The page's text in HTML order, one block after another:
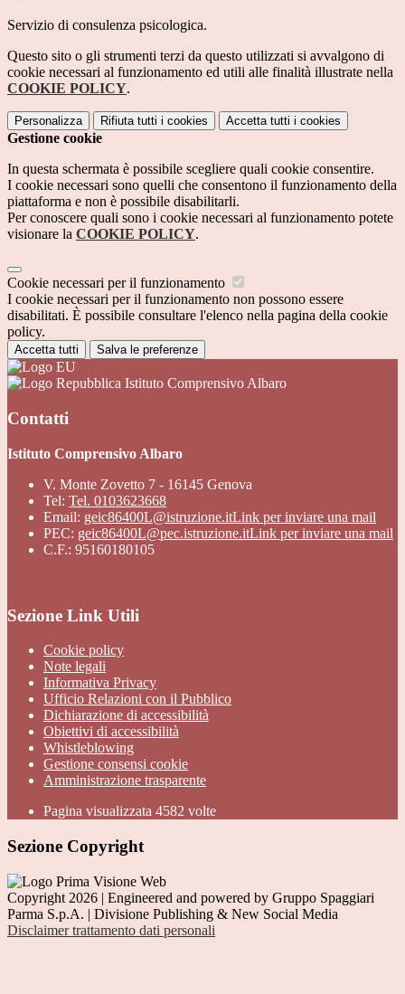
Servizio di consulenza psicologica.
Questo sito o gli strumenti terzi da questo utilizzati si avvalgono di
cookie necessari al funzionamento ed utili alle finalità illustrate nella
COOKIE POLICY.
Personalizza Rifiuta tutti i cookies Accetta tutti i cookies
Gestione cookie
In questa schermata è possibile scegliere quali cookie consentire.
I cookie necessari sono quelli che consentono il funzionamento della
piattaforma e non è possibile disabilitarli.
Per conoscere quali sono i cookie necessari al funzionamento potete
visionare la COOKIE POLICY.
Cookie necessari per il funzionamento
I cookie necessari per il funzionamento non possono essere
disabilitati. È possibile consultare l'elenco nella pagina della cookie
policy.
Accetta tutti Salva le preferenze
Istituto Comprensivo Albaro
Contatti
Istituto Comprensivo Albaro
V. Monte Zovetto 7 - 16145 Genova
Tel: Tel. 0103623668
Email: geic86400L@istruzione.itLink per inviare una mail
PEC: geic86400L@pec.istruzione.itLink per inviare una mail
C.F.: 95160180105
Sezione Link Utili
Cookie policy
Note legali
Informativa Privacy
Ufficio Relazioni con il Pubblico
Dichiarazione di accessibilità
Obiettivi di accessibilità
Whistleblowing
Gestione consensi cookie
Amministrazione trasparente
Pagina visualizzata 4582 volte
Sezione Copyright
Copyright 2026 | Engineered and powered by Gruppo Spaggiari
Parma S.p.A. | Divisione Publishing & New Social Media
Disclaimer trattamento dati personali